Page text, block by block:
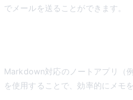
でメールを送ることができます。
Markdown対応のノートアプリ（
を使用することで、効率的にメモ